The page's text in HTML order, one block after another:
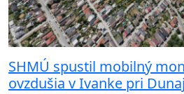
SHMÚ spustil mobilný
ovzdušia v Ivanke pri